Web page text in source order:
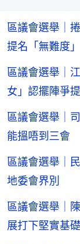
區議會選舉｜
提名「無難度」
區議會選舉｜
女」認擺陣爭
區議會選舉｜
能搵唔到三會
區議會選舉｜
地委會界別
區議會選舉｜
展打下堅實基礎